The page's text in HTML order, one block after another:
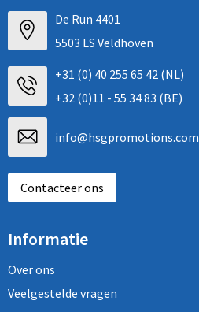
De Run 4401
5503 LS Veldhoven
+31 (0) 40 255 65 42 (NL)
+32 (0)11 - 55 34 83 (BE)
info@hsgpromotions.com
Contacteer ons
Informatie
Over ons
Veelgestelde vragen